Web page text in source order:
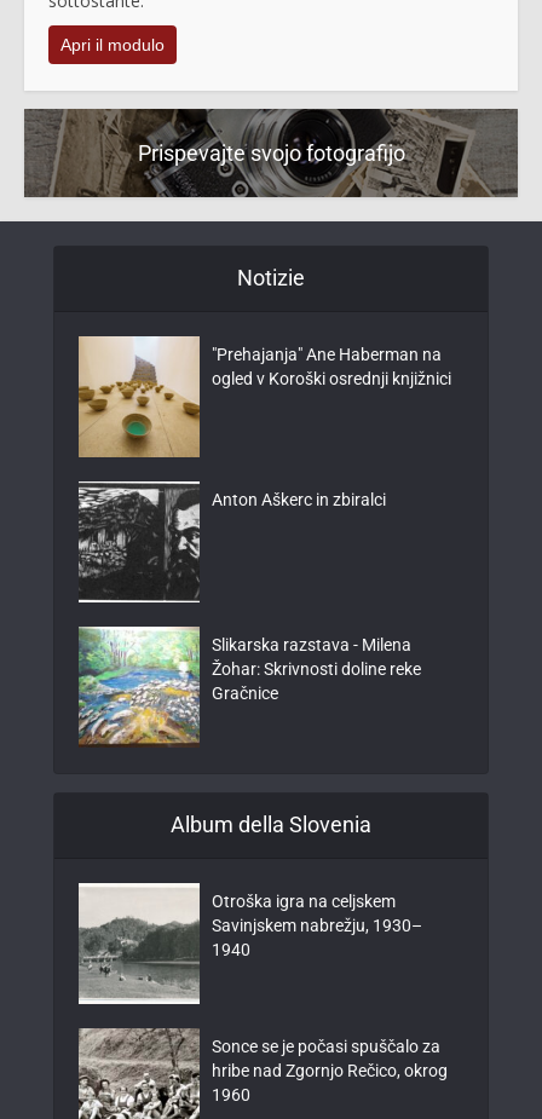
Apri il modulo
Prispevajte svojo fotografijo
Notizie
"Prehajanja" Ane Haberman na
ogled v Koroški osrednji knjižnici
Anton Aškerc in zbiralci
Slikarska razstava - Milena
Žohar: Skrivnosti doline reke
Gračnice
Album della Slovenia
Otroška igra na celjskem
Savinjskem nabrežju, 1930–
1940
Sonce se je počasi spuščalo za
hribe nad Zgornjo Rečico, okrog
1960